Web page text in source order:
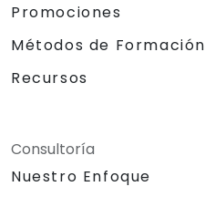
Promociones
Métodos de Formación
Recursos
Consultoría
Nuestro Enfoque